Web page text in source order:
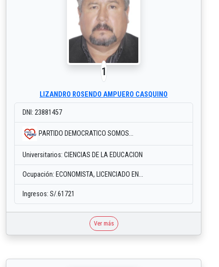
1
LIZANDRO ROSENDO AMPUERO CASQUINO
DNI: 23881457
PARTIDO DEMOCRATICO SOMOS...
Universitarios: CIENCIAS DE LA EDUCACION
Ocupación: ECONOMISTA, LICENCIADO EN...
Ingresos: S/.61721
Ver más